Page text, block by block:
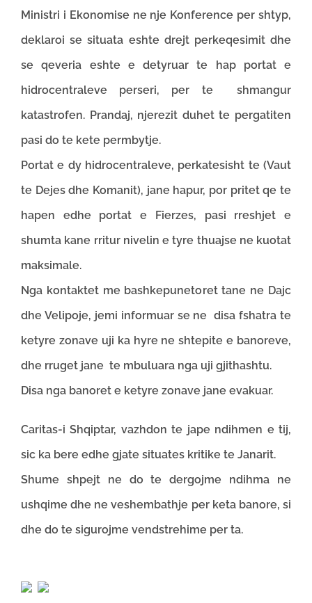
Ministri i Ekonomise ne nje Konference per shtyp,
deklaroi se situata eshte drejt perkeqesimit dhe
se qeveria eshte e detyruar te hap portat e
hidrocentraleve perseri, per te shmangur
katastrofen. Prandaj, njerezit duhet te pergatiten
pasi do te kete permbytje.
Portat e dy hidrocentraleve, perkatesisht te (Vaut
te Dejes dhe Komanit), jane hapur, por pritet qe te
hapen edhe portat e Fierzes, pasi rreshjet e
shumta kane rritur nivelin e tyre thuajse ne kuotat
maksimale.
Nga kontaktet me bashkepunetoret tane ne Dajc
dhe Velipoje, jemi informuar se ne disa fshatra te
ketyre zonave uji ka hyre ne shtepite e banoreve,
dhe rruget jane te mbuluara nga uji gjithashtu.
Disa nga banoret e ketyre zonave jane evakuar.
Caritas-i Shqiptar, vazhdon te jape ndihmen e tij,
sic ka bere edhe gjate situates kritike te Janarit.
Shume shpejt ne do te dergojme ndihma ne
ushqime dhe ne veshembathje per keta banore, si
dhe do te sigurojme vendstrehime per ta.